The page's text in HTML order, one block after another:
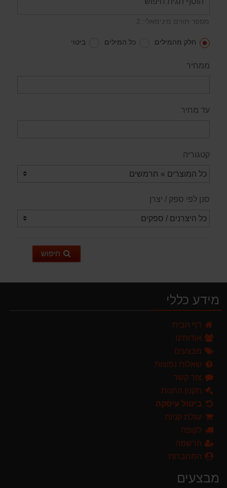
מספר תווים מינימאלי: 2
חלק מהמילים כל המילים ביטוי
ממחיר
עד מחיר
קטגוריה
סנן לפי ספק / יצרן
חיפוש
מידע כללי
דף הבית
אודותינו
מבצעים
שאלות נפוצות
צור קשר
תקנון החנות
ביטול עיסקה
עגלת קניות
לקופה
הרשמה
התחברות
מבצעים
119.00 ₪
999.00 ₪
מברג נטען היברו HYBRO H300
179.00 ₪
589.00 ₪